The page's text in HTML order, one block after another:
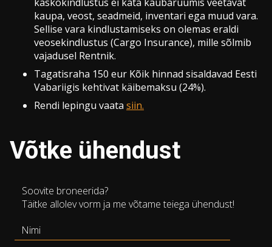
kaupa, veost, seadmeid, inventari ega muud vara.
Sellise vara kindlustamiseks on olemas eraldi
veosekindlustus (Cargo Insurance), mille sõlmib
vajadusel Rentnik.
Tagatisraha 150 eur Kõik hinnad sisaldavad Eesti
Vabariigis kehtivat käibemaksu (24%).
Rendi lepingu vaata siin.
Võtke ühendust
Soovite broneerida?
Täitke allolev vorm ja me võtame teiega ühendust!